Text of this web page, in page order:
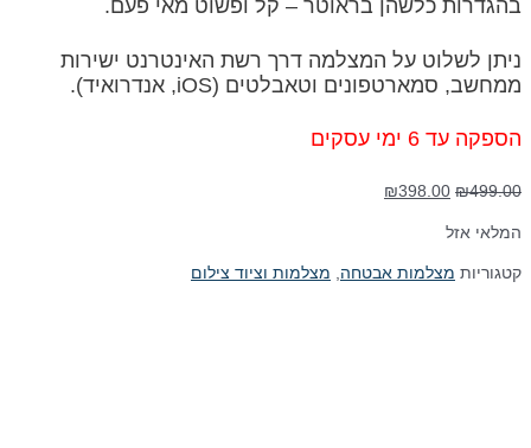
בהגדרות כלשהן בראוטר – קל ופשוט מאי פעם.
ניתן לשלוט על המצלמה דרך רשת האינטרנט ישירות
ממחשב, סמארטפונים וטאבלטים (iOS, אנדרואיד).
הספקה עד 6 ימי עסקים
₪499.00
המחיר
היה:
₪499.00.
₪398.00
₪398.00.
המלאי אזל
קטגוריות מצלמות אבטחה, מצלמות וציוד צילום